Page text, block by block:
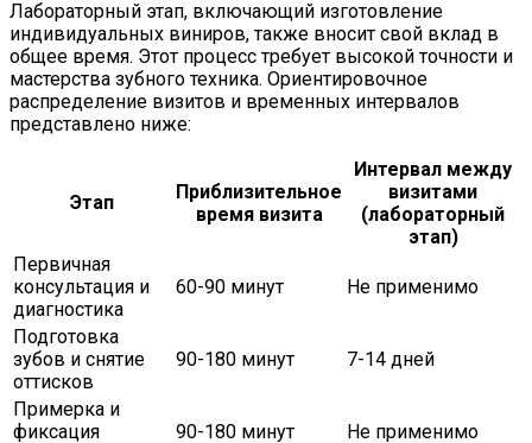
Лабораторный этап, включающий изготовление
индивидуальных виниров, также вносит свой вклад в
общее время. Этот процесс требует высокой точности и
мастерства зубного техника. Ориентировочное
распределение визитов и временных интервалов
представлено ниже:
Этап
Приблизительное
время визита
Интервал между
визитами
(лабораторный
этап)
Первичная
консультация и
диагностика
60-90 минут Не применимо
Подготовка
зубов и снятие
оттисков
90-180 минут 7-14 дней
Примерка и
фиксация
90-180 минут Не применимо